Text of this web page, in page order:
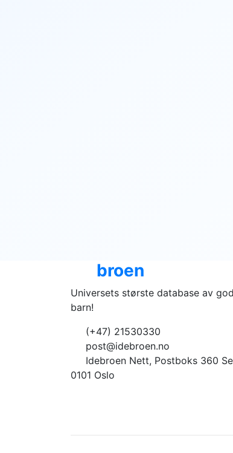
broen
Universets største database av
barn!
(+47) 21530330
post@idebroen.no
Idebroen Nett, Postboks 360
0101 Oslo